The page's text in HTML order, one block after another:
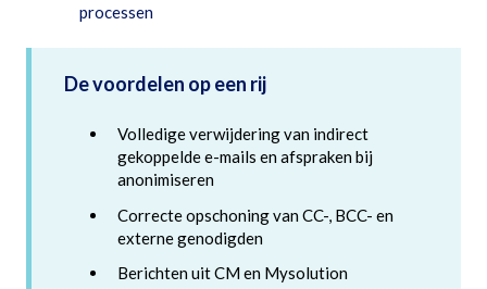
processen
De voordelen op een rij
Volledige verwijdering van indirect
gekoppelde e-mails en afspraken bij
anonimiseren
Correcte opschoning van CC-, BCC- en
externe genodigden
Berichten uit CM en Mysolution